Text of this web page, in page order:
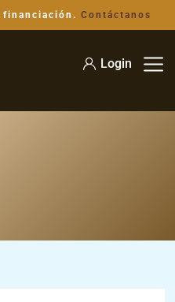
financiación. Contáctanos
Login